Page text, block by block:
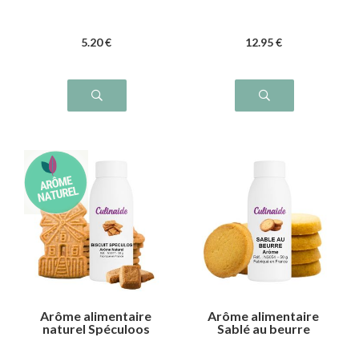
5.20 € 12.95 €
Arôme alimentaire
naturel Spéculoos
Arôme alimentaire
Sablé au beurre